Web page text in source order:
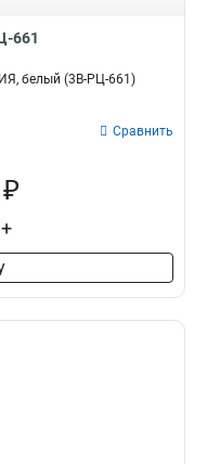
661
белый (3В-РЦ-661)
Сравнить
+